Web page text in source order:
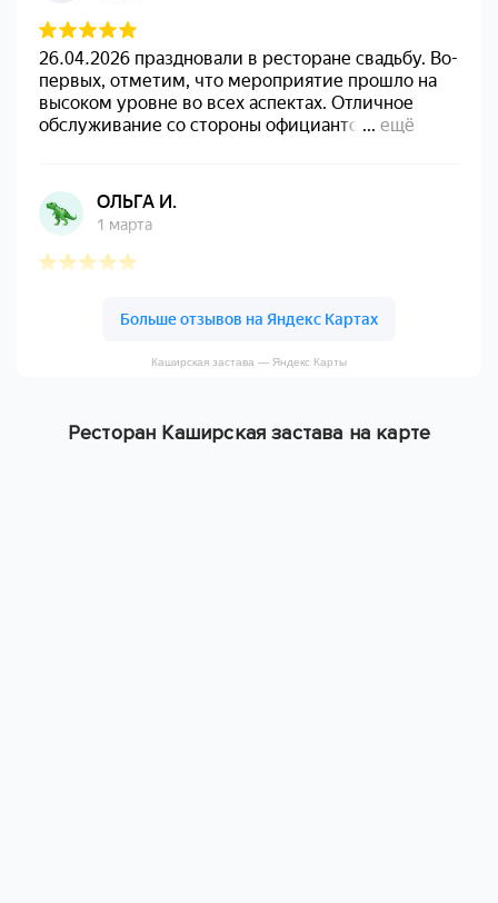
Каширская застава — Яндекс Карты
Ресторан Каширская застава на карте